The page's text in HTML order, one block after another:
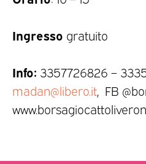
Ingresso gratuito
Info: 3357726826 –
madan@libero.it, FB